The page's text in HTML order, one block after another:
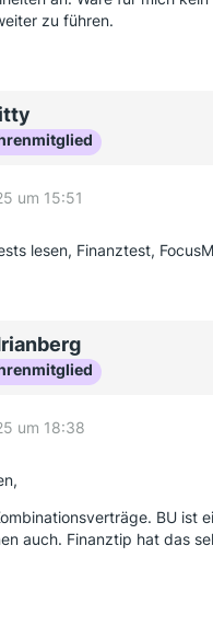
zu führen.
um 15:51
lesen, Finanztest,
um 18:38
BU ist
auch. Finanztip hat das